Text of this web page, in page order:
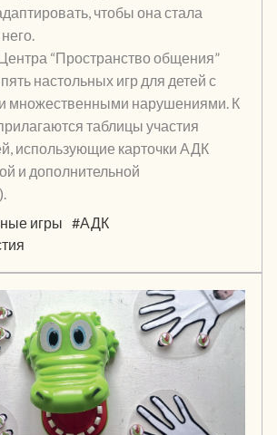
чтобы она стала
“Пространство общения”
настольных игр для детей с
множественными нарушениями. К
таблицы участия
использующие карточки АДК
и дополнительной
игры #АДК